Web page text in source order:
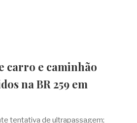
carro e caminhão
na BR 259 em
tentativa de ultrapassagem;